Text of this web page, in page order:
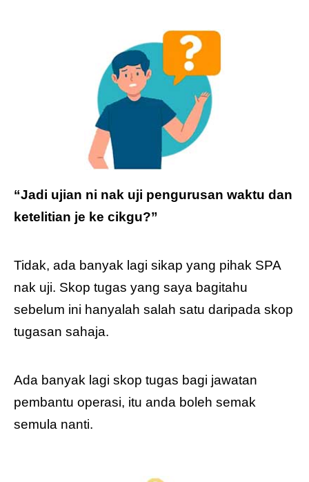
“Jadi ujian ni nak uji pengurusan waktu dan
ketelitian je ke cikgu?”
Tidak, ada banyak lagi sikap yang pihak SPA
nak uji. Skop tugas yang saya bagitahu
sebelum ini hanyalah salah satu daripada skop
tugasan sahaja.
Ada banyak lagi skop tugas bagi jawatan
pembantu operasi, itu anda boleh semak
semula nanti.